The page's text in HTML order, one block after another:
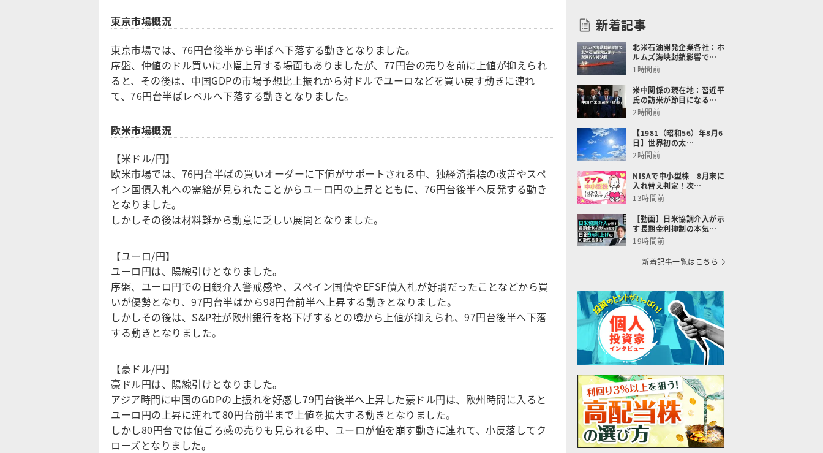
東京市場概況
東京市場では、76円台後半から半ばへ下落する動きとなりました。
序盤、仲値のドル買いに小幅上昇する場面もありましたが、77円台の売りを前に上値が抑えられ
ると、その後は、中国GDPの市場予想比上振れから対ドルでユーロなどを買い戻す動きに連れ
て、76円台半ばレベルへ下落する動きとなりました。
欧米市場概況
【米ドル/円】
欧米市場では、76円台半ばの買いオーダーに下値がサポートされる中、独経済指標の改善やスペ
イン国債入札への需給が見られたことからユーロ円の上昇とともに、76円台後半へ反発する動き
となりました。
しかしその後は材料難から動意に乏しい展開となりました。
【ユーロ/円】
ユーロ円は、陽線引けとなりました。
序盤、ユーロ円での日銀介入警戒感や、スペイン国債やEFSF債入札が好調だったことなどから買
いが優勢となり、97円台半ばから98円台前半へ上昇する動きとなりました。
しかしその後は、S&P社が欧州銀行を格下げするとの噂から上値が抑えられ、97円台後半へ下落
する動きとなりました。
【豪ドル/円】
豪ドル円は、陽線引けとなりました。
アジア時間に中国のGDPの上振れを好感し79円台後半へ上昇した豪ドル円は、欧州時間に入ると
ユーロ円の上昇に連れて80円台前半まで上値を拡大する動きとなりました。
しかし80円台では値ごろ感の売りも見られる中、ユーロが値を崩す動きに連れて、小反落してク
ローズとなりました。
新着記事
北米石油開発企業各社：ホ
ルムズ海峡封鎖影響で…
1時間前
米中関係の現在地：習近平
氏の訪米が節目になる…
2時間前
【1981（昭和56）年8月6
日】世界初の太…
2時間前
NISAで中小型株 8月末に
入れ替え判定！次…
13時間前
［動画］日米協調介入が示
す長期金利抑制の本気…
19時間前
新着記事一覧はこちら